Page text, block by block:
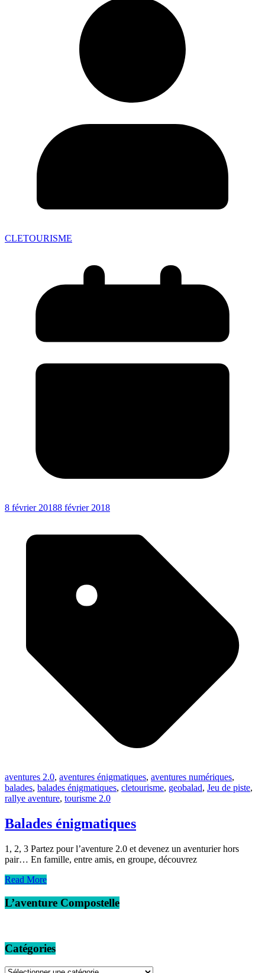
CLETOURISME
8 février 20188 février 2018
aventures 2.0, aventures énigmatiques, aventures numériques,
balades, balades énigmatiques, cletourisme, geobalad, Jeu de piste,
rallye aventure, tourisme 2.0
Balades énigmatiques
1, 2, 3 Partez pour l’aventure 2.0 et devenez un aventurier hors
pair… En famille, entre amis, en groupe, découvrez
Read More
L’aventure Compostelle
Catégories
Catégories